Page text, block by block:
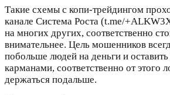
Такие схемы с копи-трейдингом
канале Система Роста (t.me/
на многих других, соответственно
внимательнее. Цель мошенников
побольше людей на деньги и
карманами, соответственно от этого
держаться подальше.